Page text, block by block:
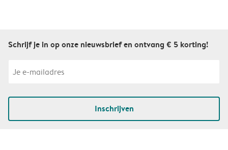
Schrijf je in op onze nieuwsbrief en ontvang € 5 korting!
Inschrijven